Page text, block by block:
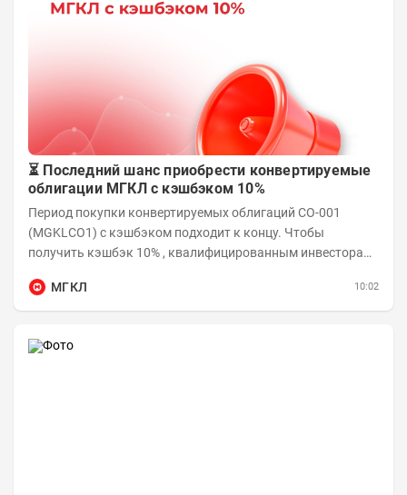
⏳ Последний шанс приобрести конвертируемые
облигации МГКЛ с кэшбэком 10%
Период покупки конвертируемых облигаций СО-001
(MGKLCO1) с кэшбэком подходит к концу. Чтобы
получить кэшбэк 10% , квалифицированным инвесторам
МГКЛ
10:02